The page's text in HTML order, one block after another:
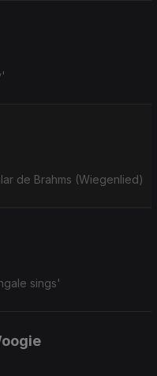
de Brahms (Wiegenlied)
sings'